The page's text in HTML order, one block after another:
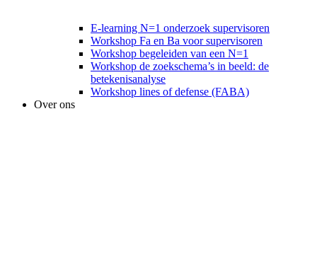
E-learning N=1 onderzoek supervisoren
Workshop Fa en Ba voor supervisoren
Workshop begeleiden van een N=1
Workshop de zoekschema’s in beeld: de
betekenisanalyse
Workshop lines of defense (FABA)
Over ons